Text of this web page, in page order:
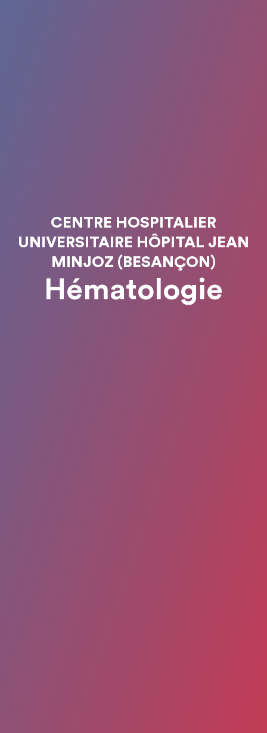
CENTRE HOSPITALIER
UNIVERSITAIRE HÔPITAL JEAN
MINJOZ (BESANÇON)
Hématologie